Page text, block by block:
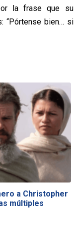
la frase que su
“Pórtense bien… si
a Christopher
múltiples